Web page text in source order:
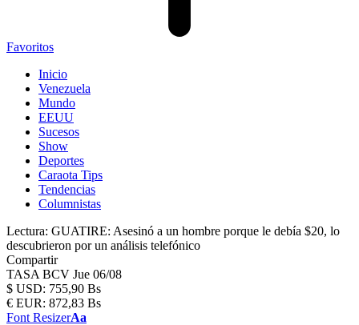
Favoritos
Inicio
Venezuela
Mundo
EEUU
Sucesos
Show
Deportes
Caraota Tips
Tendencias
Columnistas
Lectura: GUATIRE: Asesinó a un hombre porque le debía $20, lo
descubrieron por un análisis telefónico
Compartir
TASA BCV Jue 06/08
$ USD: 755,90 Bs
€ EUR: 872,83 Bs
Font ResizerAa